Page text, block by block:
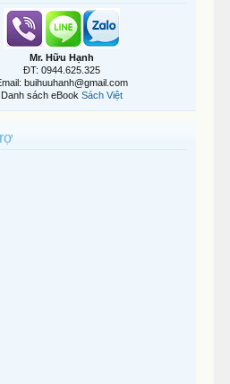
Mr. Hữu Hạnh
ĐT: 0944.625.325
buihuuhanh@gmail.com
Danh sách eBook Sách Việt